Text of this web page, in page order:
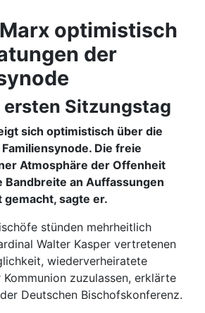
optimistisch
der
ersten Sitzungstag
sich optimistisch über die
Die freie
Atmosphäre der Offenheit
Bandbreite an Auffassungen
sagte er.
stünden mehrheitlich
Walter Kasper vertretenen
wiederverheiratete
Kommunion zuzulassen, erklärte
Deutschen Bischofskonferenz.